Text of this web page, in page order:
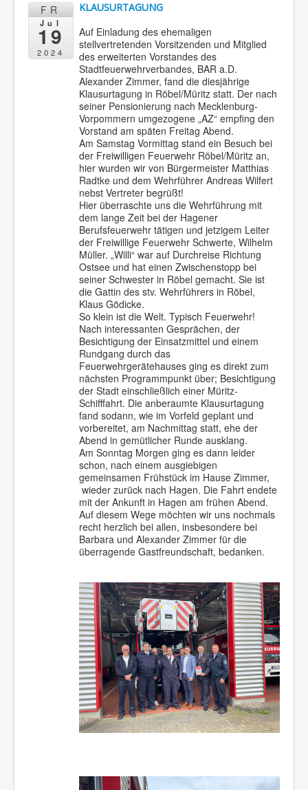
FR
Jul
19
2024
KLAUSURTAGUNG
Auf Einladung des ehemaligen
stellvertretenden Vorsitzenden und Mitglied
des erweiterten Vorstandes des
Stadtfeuerwehrverbandes, BAR a.D.
Alexander Zimmer, fand die diesjährige
Klausurtagung in Röbel/Müritz statt. Der nach
seiner Pensionierung nach Mecklenburg-
Vorpommern umgezogene „AZ“ empfing den
Vorstand am späten Freitag Abend.
Am Samstag Vormittag stand ein Besuch bei
der Freiwilligen Feuerwehr Röbel/Müritz an,
hier wurden wir von Bürgermeister Matthias
Radtke und dem Wehrführer Andreas Wilfert
nebst Vertreter begrüßt!
Hier überraschte uns die Wehrführung mit
dem lange Zeit bei der Hagener
Berufsfeuerwehr tätigen und jetzigem Leiter
der Freiwillige Feuerwehr Schwerte, Wilhelm
Müller. „Willi“ war auf Durchreise Richtung
Ostsee und hat einen Zwischenstopp bei
seiner Schwester in Röbel gemacht. Sie ist
die Gattin des stv. Wehrführers in Röbel,
Klaus Gödicke.
So klein ist die Welt. Typisch Feuerwehr!
Nach interessanten Gesprächen, der
Besichtigung der Einsatzmittel und einem
Rundgang durch das
Feuerwehrgerätehauses ging es direkt zum
nächsten Programmpunkt über; Besichtigung
der Stadt einschließlich einer Müritz-
Schifffahrt. Die anberaumte Klausurtagung
fand sodann, wie im Vorfeld geplant und
vorbereitet, am Nachmittag statt, ehe der
Abend in gemütlicher Runde ausklang.
Am Sonntag Morgen ging es dann leider
schon, nach einem ausgiebigen
gemeinsamen Frühstück im Hause Zimmer,
wieder zurück nach Hagen. Die Fahrt endete
mit der Ankunft in Hagen am frühen Abend.
Auf diesem Wege möchten wir uns nochmals
recht herzlich bei allen, insbesondere bei
Barbara und Alexander Zimmer für die
überragende Gastfreundschaft, bedanken.